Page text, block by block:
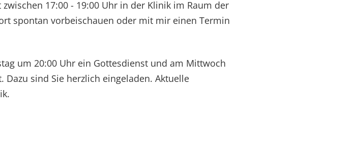
17:00 - 19:00 Uhr in der Klinik im Raum der
spontan vorbeischauen oder mit mir einen Termin
um 20:00 Uhr ein Gottesdienst und am Mittwoch
sind Sie herzlich eingeladen. Aktuelle